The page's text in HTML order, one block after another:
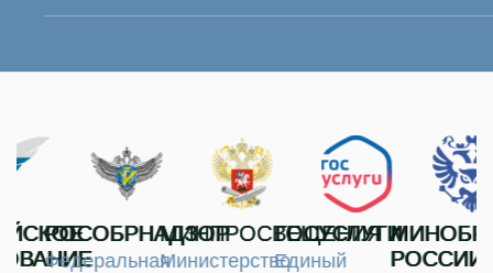
РОСОБРНАДЗОР
Федеральная
МИНПРОСВЕЩЕНИЯ
Министерство
ГОСУСЛУГИ
Единый
РОССИИ